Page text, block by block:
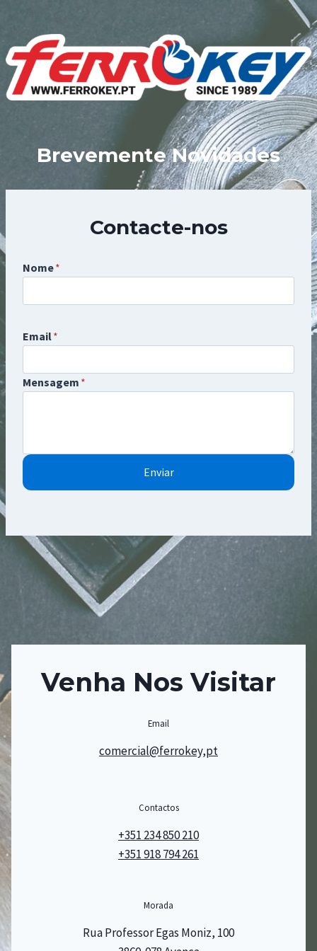
content
Brevemente Novidades
Contacte-nos
Nome*
Email*
Mensagem *
Enviar
Venha Nos Visitar
Email
comercial@ferrokey,pt
Contactos
+351 234 850 210
+351 918 794 261
Morada
Rua Professor Egas Moniz, 100